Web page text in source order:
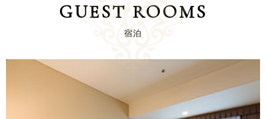
宿泊プラン一覧
レストラン予約
GUEST ROOMS
宿泊